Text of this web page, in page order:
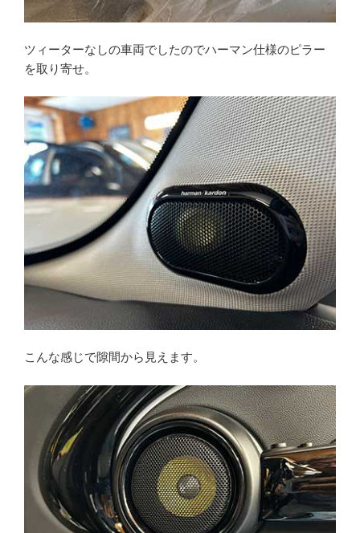
ツィーターなしの車両でしたのでハーマン仕様のピラー
を取り寄せ。
こんな感じで隙間から見えます。